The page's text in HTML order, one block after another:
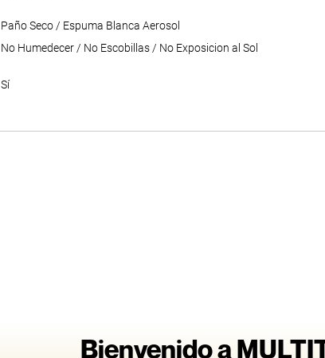
Paño Seco / Espuma Blanca Aerosol
No Humedecer / No Escobillas / No Exposicion al Sol
Sí